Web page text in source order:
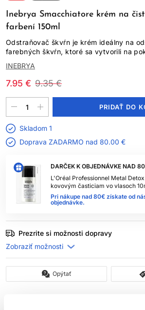
Inebrya Smacchiatore krém na
farbení 150ml
Odstraňovač škvŕn je krém ideálny na
farebných škvŕn, ktoré sa vytvorili na
INEBRYA
9.35 €
7.95 €
DARČEK K OBJEDNÁVKE NAD
L'Oréal Professionnel Metal
kovovým časticiam vo vlasoch
Pri nákupe nad 80€ získate od
objednávke.
PRIDAŤ DO
Skladom 1
Doprava ZADARMO nad 80.00 €
Prezrite si možnosti dopravy
Opýtať